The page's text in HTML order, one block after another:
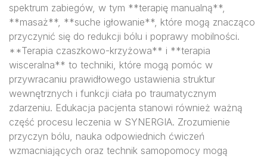
spektrum zabiegów, w tym **terapię manualną**,
**masaż**, **suche igłowanie**, które mogą znacząco
przyczynić się do redukcji bólu i poprawy mobilności.
**Terapia czaszkowo-krzyżowa** i **terapia
wisceralna** to techniki, które mogą pomóc w
przywracaniu prawidłowego ustawienia struktur
wewnętrznych i funkcji ciała po traumatycznym
zdarzeniu. Edukacja pacjenta stanowi również ważną
część procesu leczenia w SYNERGIA. Zrozumienie
przyczyn bólu, nauka odpowiednich ćwiczeń
wzmacniających oraz technik samopomocy mogą